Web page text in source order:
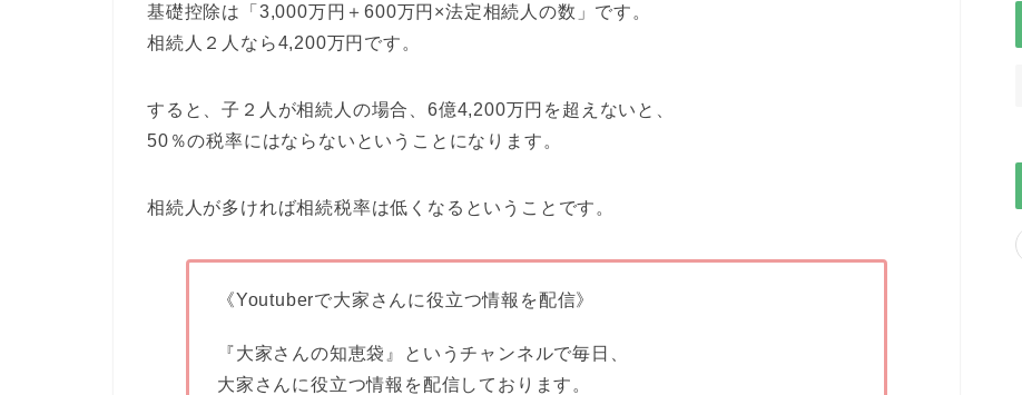
基礎控除は「3,000万円＋600万円×法定相続人の数」です。
相続人２人なら4,200万円です。
すると、子２人が相続人の場合、6億4,200万円を超えないと、
50％の税率にはならないということになります。
相続人が多ければ相続税率は低くなるということです。
《Youtuberで大家さんに役立つ情報を配信》
『大家さんの知恵袋』というチャンネルで毎日、
大家さんに役立つ情報を配信しております。